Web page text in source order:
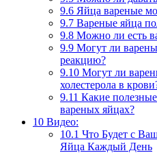
9.6 Яйца вареные
9.7 Вареные яйца
9.8 Можно ли есть
9.9 Могут ли
реакцию?
9.10 Могут ли
холестерола в
9.11 Какие
вареных яйцах?
10 Видео:
10.1 Что Будет с
Яйца Каждый День